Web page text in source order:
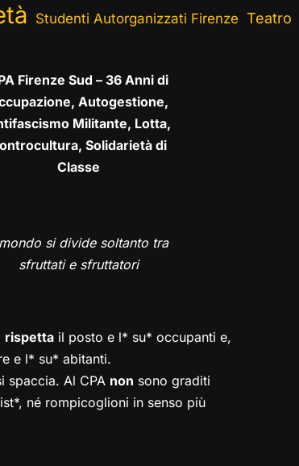
Studenti Autorganizzati Firenze Teatro
Firenze Sud – 36 Anni di
Autogestione,
Militante, Lotta,
Solidarietà di
Classe
si divide soltanto tra
sfruttati e sfruttatori
rispettail posto e l* su* occupanti e,
e l* su* abitanti.
spaccia. Al CPA non sono graditi
né rompicoglioni in senso più